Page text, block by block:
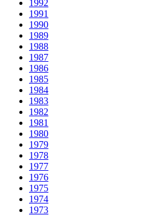
1992
1991
1990
1989
1988
1987
1986
1985
1984
1983
1982
1981
1980
1979
1978
1977
1976
1975
1974
1973